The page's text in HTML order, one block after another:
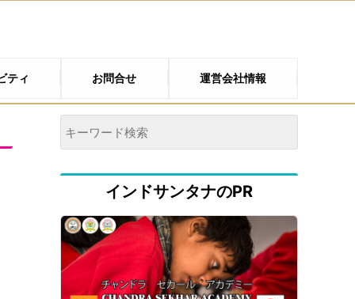
ティ お問合せ 運営会社情報
インドサンタナのPR